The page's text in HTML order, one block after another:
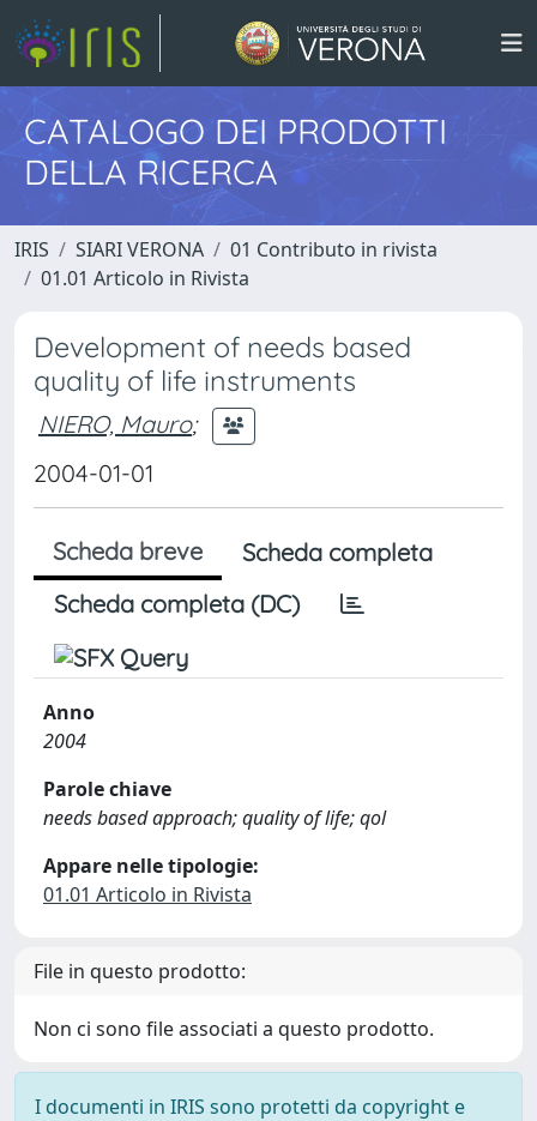
CATALOGO DEI PRODOTTI
DELLA RICERCA
IRIS SIARI VERONA
01 Contributo in rivista
01.01 Articolo in Rivista
Development of needs based
quality of life instruments
NIERO, Mauro;
2004-01-01
Scheda breve
Scheda completa
Scheda completa (DC)
Anno
2004
Parole chiave
needs based approach; quality of life; qol
Appare nelle tipologie:
01.01 Articolo in Rivista
File in questo prodotto:
Non ci sono file associati a questo prodotto.
I documenti in IRIS sono protetti da copyright e